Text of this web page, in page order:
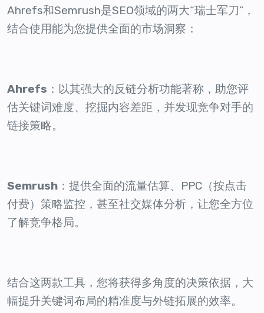
Ahrefs和Semrush是SEO领域的两大“瑞士军刀”，
结合使用能为您提供全面的市场洞察：
Ahrefs ：以其强大的反链分析功能著称，助您评
估关键词难度、挖掘内容差距，并发现竞争对手的
链接策略。
Semrush ：提供全面的流量估算、PPC（按点击
付费）策略监控，甚至社交媒体分析，让您全方位
了解竞争格局。
结合这两款工具，您将获得多角度的决策依据，大
幅提升关键词布局的精准度与外链拓展的效率。